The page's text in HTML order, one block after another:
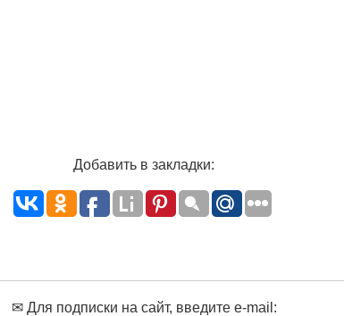
Добавить в закладки:
✉ Для подписки на сайт, введите e-mail: